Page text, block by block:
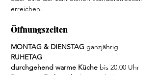
erreichen.
Öffnungszeiten
MONTAG & DIENSTAG ganzjährig
RUHETAG
durchgehend warme Küche bis 20.00 Uhr